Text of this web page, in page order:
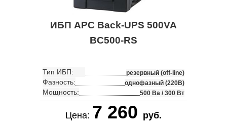
ИБП APC Back-UPS 500VA
BC500-RS
Тип ИБП: резервный (off-line)
Фазность: однофазный (220В)
Мощность: 500 Ва / 300 Вт
Цена: 7 260 руб.